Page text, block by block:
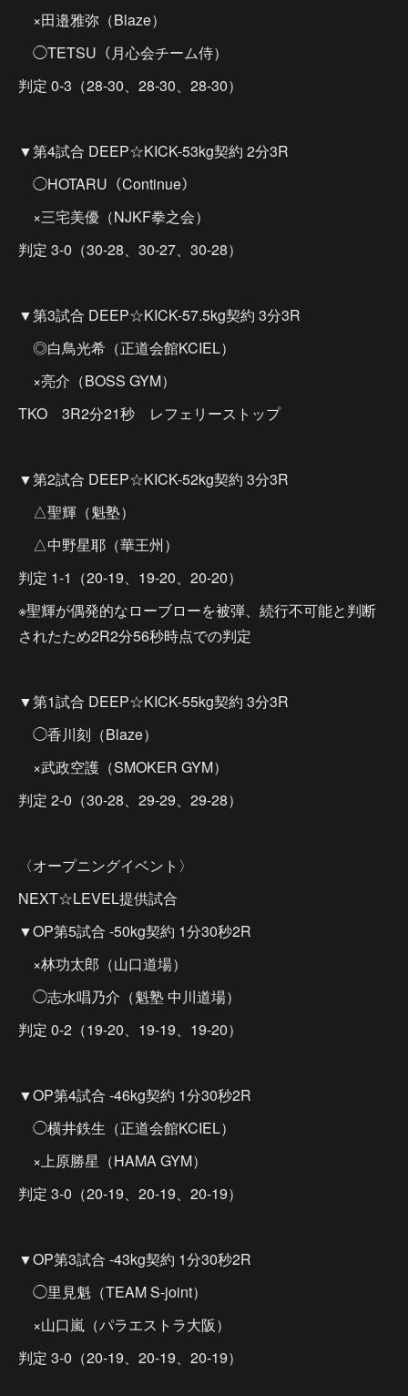
×田邉雅弥（Blaze）
◯TETSU（月心会チーム侍）
判定 0-3（28-30、28-30、28-30）
▼第4試合 DEEP☆KICK-53kg契約 2分3R
◯HOTARU（Continue）
×三宅美優（NJKF拳之会）
判定 3-0（30-28、30-27、30-28）
▼第3試合 DEEP☆KICK-57.5kg契約 3分3R
◎白鳥光希（正道会館KCIEL）
×亮介（BOSS GYM）
TKO 3R2分21秒 レフェリーストップ
▼第2試合 DEEP☆KICK-52kg契約 3分3R
△聖輝（魁塾）
△中野星耶（華王州）
判定 1-1（20-19、19-20、20-20）
※聖輝が偶発的なローブローを被弾、続行不可能と判断
されたため2R2分56秒時点での判定
▼第1試合 DEEP☆KICK-55kg契約 3分3R
◯香川刻（Blaze）
×武政空護（SMOKER GYM）
判定 2-0（30-28、29-29、29-28）
〈オープニングイベント〉
NEXT☆LEVEL提供試合
▼OP第5試合 -50kg契約 1分30秒2R
×林功太郎（山口道場）
◯志水唱乃介（魁塾 中川道場）
判定 0-2（19-20、19-19、19-20）
▼OP第4試合 -46kg契約 1分30秒2R
◯横井鉄生（正道会館KCIEL）
×上原勝星（HAMA GYM）
判定 3-0（20-19、20-19、20-19）
▼OP第3試合 -43kg契約 1分30秒2R
◯里見魁（TEAM S-joint）
×山口嵐（パラエストラ大阪）
判定 3-0（20-19、20-19、20-19）